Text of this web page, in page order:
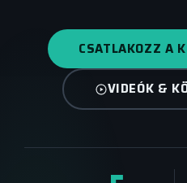
CSATLAKOZZ A
VIDEÓK &